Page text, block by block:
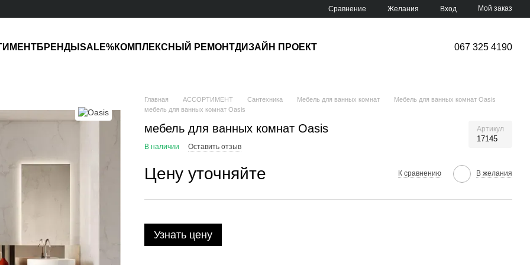
Сравнение Желания Вход Мой заказ
БРЕНДЫ SALE%КОМПЛЕКСНЫЙ РЕМОНТДИЗАЙН ПРОЕКТ 067 325 4190
Главная АССОРТИМЕНТ Сантехника Мебель для ванных комнат
Мебель для ванных комнат Oasis
мебель для ванных комнат Oasis
мебель для ванных комнат Oasis Артикул
17145
В наличии Оставить отзыв
Цену уточняйте К сравнению В желания
Узнать цену